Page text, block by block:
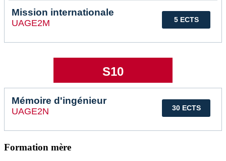
5 ECTS
Mission internationale
UAGE2M
S10
30 ECTS
Mémoire d'ingénieur
UAGE2N
Formation mère